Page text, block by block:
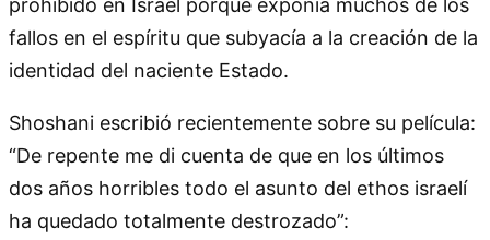
fallos en el espíritu que subyacía a la creación de la
identidad del naciente Estado.
Shoshani escribió recientemente sobre su película:
“De repente me di cuenta de que en los últimos
dos años horribles todo el asunto del ethos israelí
ha quedado totalmente destrozado”: